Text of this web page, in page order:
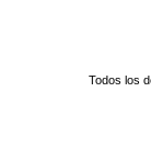
Todos los